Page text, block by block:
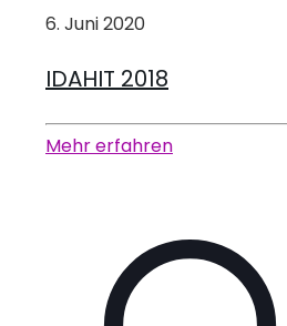
6. Juni 2020
IDAHIT 2018
Mehr erfahren